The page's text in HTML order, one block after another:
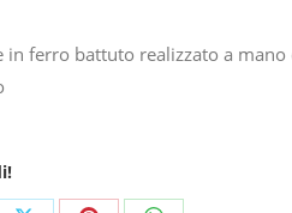
in ferro battuto realizzato a mano